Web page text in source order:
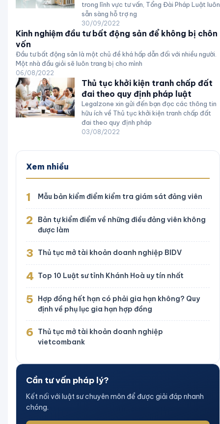
trong lĩnh vực tư vấn, Tổng Đài Pháp Luật luôn
sẵn sàng hỗ trợ ng
30/09/2022
Kinh nghiệm đầu tư bất động sản để không bị chôn
vốn
Đầu tư bất động sản là một chủ đề khá hấp dẫn đối với nhiều người.
Một nhà đầu giỏi sẽ luôn trang bị cho mình
06/08/2022
Thủ tục khởi kiện tranh chấp đất
đai theo quy định pháp luật
Legalzone xin gửi đến bạn đọc các thông tin
hữu ích về Thủ tục khởi kiện tranh chấp đất
đai theo quy định pháp
03/08/2022
Xem nhiều
1 Mẫu bản kiểm điểm kiểm tra giám sát đảng viên
2
Bản tự kiểm điểm về những điều đảng viên không
được làm
3 Thủ tục mở tài khoản doanh nghiệp BIDV
4 Top 10 Luật sư tỉnh Khánh Hoà uy tín nhất
5
Hợp đồng hết hạn có phải gia hạn không? Quy
định về phụ lục gia hạn hợp đồng
6
Thủ tục mở tài khoản doanh nghiệp
vietcombank
Cần tư vấn pháp lý?
Kết nối với luật sư chuyên môn để được giải đáp nhanh
chóng.